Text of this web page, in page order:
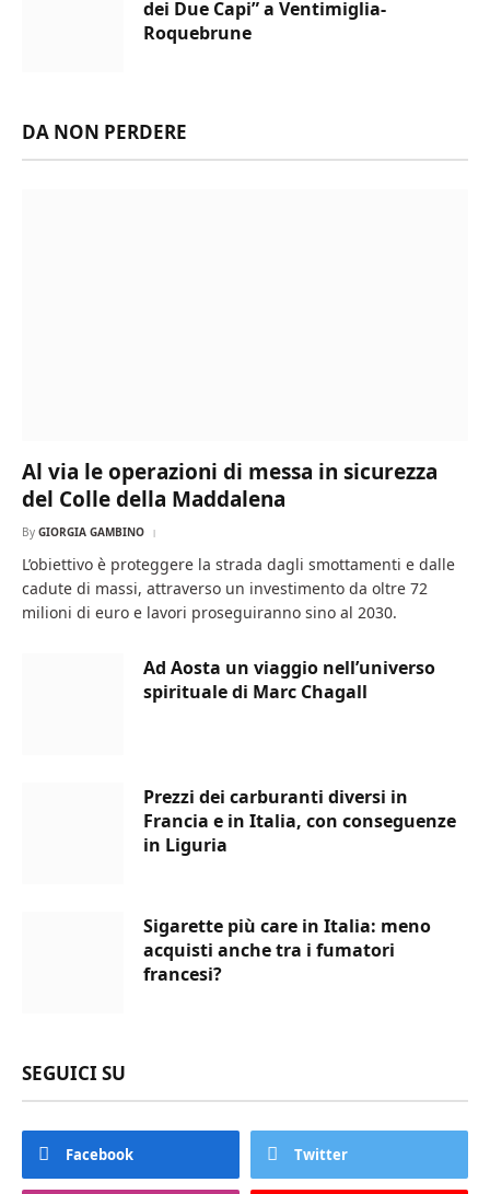
dei Due Capi” a Ventimiglia-
Roquebrune
DA NON PERDERE
Al via le operazioni di messa in sicurezza
del Colle della Maddalena
By GIORGIA GAMBINO
L’obiettivo è proteggere la strada dagli smottamenti e dalle
cadute di massi, attraverso un investimento da oltre 72
milioni di euro e lavori proseguiranno sino al 2030.
Ad Aosta un viaggio nell’universo
spirituale di Marc Chagall
Prezzi dei carburanti diversi in
Francia e in Italia, con conseguenze
in Liguria
Sigarette più care in Italia: meno
acquisti anche tra i fumatori
francesi?
SEGUICI SU
Facebook Twitter